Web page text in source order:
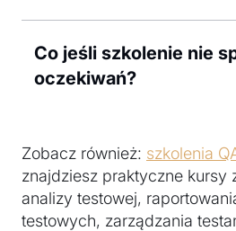
Co jeśli szkolenie nie
oczekiwań?
Zobacz również: szkolenia
znajdziesz praktyczne kursy
analizy testowej,
testowych, zarządzania